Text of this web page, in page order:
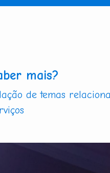
mais?
de temas